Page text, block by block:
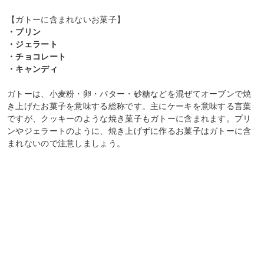
【ガトーに含まれないお菓子】
・プリン
・ジェラート
・チョコレート
・キャンディ
ガトーは、小麦粉・卵・バター・砂糖などを混ぜてオーブンで焼
き上げたお菓子を意味する総称です。主にケーキを意味する言葉
ですが、クッキーのような焼き菓子もガトーに含まれます。プリ
ンやジェラートのように、焼き上げずに作るお菓子はガトーに含
まれないので注意しましょう。